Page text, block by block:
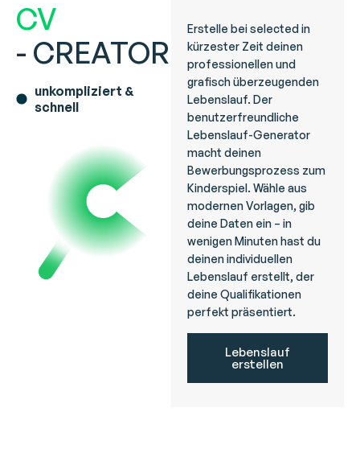
CV
- CREATOR
unkompliziert &
schnell
Erstelle bei selected in
kürzester Zeit deinen
professionellen und
grafisch überzeugenden
Lebenslauf. Der
benutzerfreundliche
Lebenslauf-Generator
macht deinen
Bewerbungsprozess zum
Kinderspiel. Wähle aus
modernen Vorlagen, gib
deine Daten ein – in
wenigen Minuten hast du
deinen individuellen
Lebenslauf erstellt, der
deine Qualifikationen
perfekt präsentiert.
Lebenslauf
erstellen